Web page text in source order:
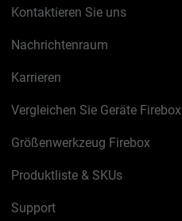
Kontaktieren Sie uns
Nachrichtenraum
Karrieren
Vergleichen Sie Geräte Firebox
Größenwerkzeug Firebox
Produktliste & SKUs
Support